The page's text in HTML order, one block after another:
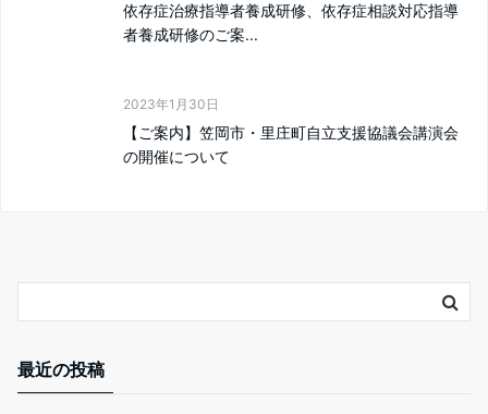
依存症治療指導者養成研修、依存症相談対応指導
者養成研修のご案...
2023年1月30日
【ご案内】笠岡市・里庄町自立支援協議会講演会
の開催について
最近の投稿